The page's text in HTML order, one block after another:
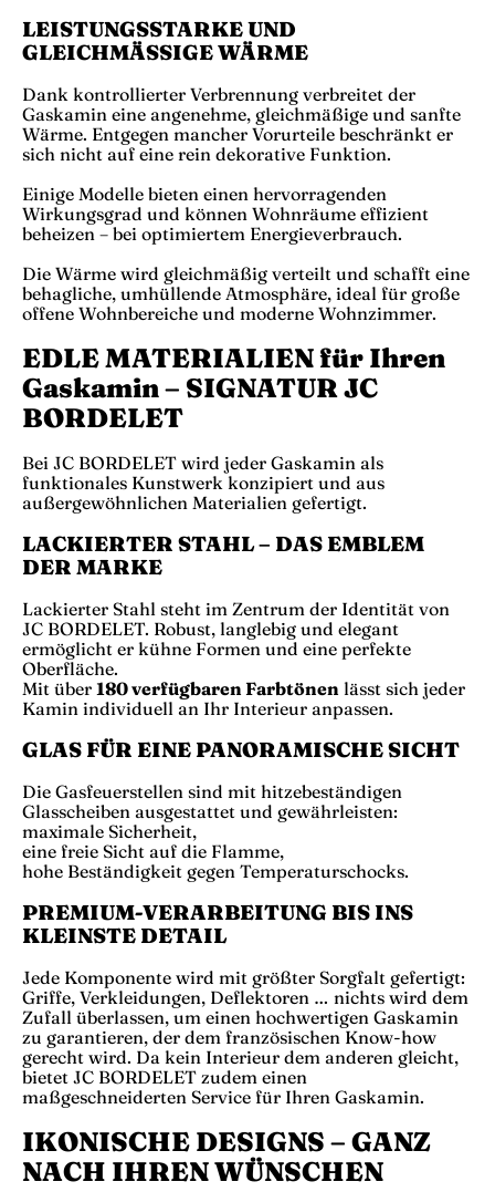
LEISTUNGSSTARKE UND
GLEICHMÄSSIGE WÄRME
Dank kontrollierter Verbrennung verbreitet der
Gaskamin eine angenehme, gleichmäßige und sanfte
Wärme. Entgegen mancher Vorurteile beschränkt er
sich nicht auf eine rein dekorative Funktion.
Einige Modelle bieten einen hervorragenden
Wirkungsgrad und können Wohnräume effizient
beheizen – bei optimiertem Energieverbrauch.
Die Wärme wird gleichmäßig verteilt und schafft eine
behagliche, umhüllende Atmosphäre, ideal für große
offene Wohnbereiche und moderne Wohnzimmer.
EDLE MATERIALIEN für Ihren
Gaskamin – SIGNATUR JC
BORDELET
Bei JC BORDELET wird jeder Gaskamin als
funktionales Kunstwerk konzipiert und aus
außergewöhnlichen Materialien gefertigt.
LACKIERTER STAHL – DAS EMBLEM
DER MARKE
Lackierter Stahl steht im Zentrum der Identität von
JC BORDELET. Robust, langlebig und elegant
ermöglicht er kühne Formen und eine perfekte
Oberfläche.
Mit über 180 verfügbaren Farbtönen lässt sich jeder
Kamin individuell an Ihr Interieur anpassen.
GLAS FÜR EINE PANORAMISCHE SICHT
Die Gasfeuerstellen sind mit hitzebeständigen
Glasscheiben ausgestattet und gewährleisten:
maximale Sicherheit,
eine freie Sicht auf die Flamme,
hohe Beständigkeit gegen Temperaturschocks.
PREMIUM-VERARBEITUNG BIS INS
KLEINSTE DETAIL
Jede Komponente wird mit größter Sorgfalt gefertigt:
Griffe, Verkleidungen, Deflektoren … nichts wird dem
Zufall überlassen, um einen hochwertigen Gaskamin
zu garantieren, der dem französischen Know-how
gerecht wird. Da kein Interieur dem anderen gleicht,
bietet JC BORDELET zudem einen
maßgeschneiderten Service für Ihren Gaskamin.
IKONISCHE DESIGNS – GANZ
NACH IHREN WÜNSCHEN